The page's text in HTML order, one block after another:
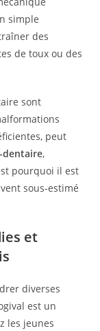
simple
des
de toux ou des
sont
peut
dentaire,
pourquoi il est
sous-estimé
et
diverses
est un
les jeunes